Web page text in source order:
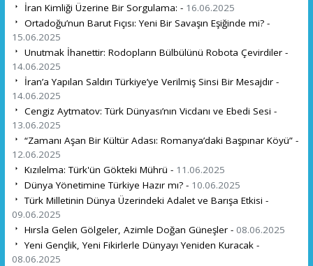
İran Kimliği Üzerine Bir Sorgulama: - 16.06.2025
Ortadoğu’nun Barut Fıçısı: Yeni Bir Savaşın Eşiğinde mi? -
15.06.2025
Unutmak İhanettir: Rodopların Bülbülünü Robota Çevirdiler -
14.06.2025
İran’a Yapılan Saldırı Türkiye’ye Verilmiş Sinsi Bir Mesajdır -
14.06.2025
Cengiz Aytmatov: Türk Dünyası’nın Vicdanı ve Ebedi Sesi -
13.06.2025
“Zamanı Aşan Bir Kültür Adası: Romanya’daki Başpınar Köyü” -
12.06.2025
Kızılelma: Türk'ün Gökteki Mührü - 11.06.2025
Dünya Yönetimine Türkiye Hazır mı? - 10.06.2025
Türk Milletinin Dünya Üzerindeki Adalet ve Barışa Etkisi -
09.06.2025
Hırsla Gelen Gölgeler, Azimle Doğan Güneşler - 08.06.2025
Yeni Gençlik, Yeni Fikirlerle Dünyayı Yeniden Kuracak -
08.06.2025